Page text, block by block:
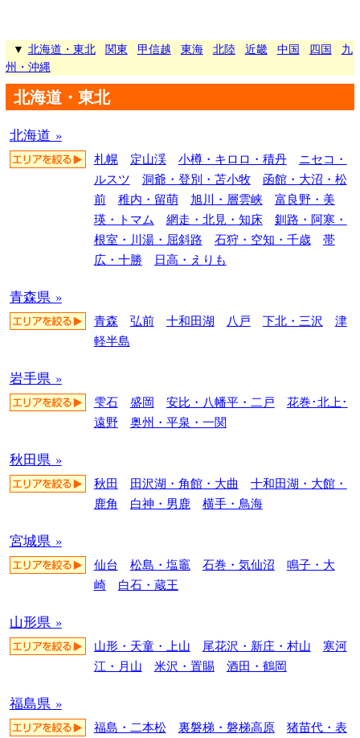
▼ 北海道・東北 関東 甲信越 東海 北陸 近畿 中国 四国
九
州・沖縄
北海道・東北
北海道 »
札幌 定山渓 小樽・キロロ・積丹
ニセコ・
ルスツ
洞爺・登別・苫小牧
函館・大沼・松
前
稚内・留萌 旭川・層雲峡
富良野・美
瑛・トマム
網走・北見・知床
釧路・阿寒・
根室・川湯・屈斜路
石狩・空知・千歳
帯
広・十勝
日高・えりも
青森県 »
青森 弘前 十和田湖 八戸 下北・三沢
津
軽半島
岩手県 »
雫石 盛岡 安比・八幡平・二戸
花巻･北上･
遠野
奥州・平泉・一関
秋田県 »
秋田 田沢湖・角館・大曲
十和田湖・大館・
鹿角
白神・男鹿 横手・鳥海
宮城県 »
仙台 松島・塩竈 石巻・気仙沼
鳴子・大
崎
白石・蔵王
山形県 »
山形・天童・上山 尾花沢・新庄・村山
寒河
江・月山
米沢・置賜 酒田・鶴岡
福島県 »
福島・二本松 裏磐梯・磐梯高原
猪苗代・表